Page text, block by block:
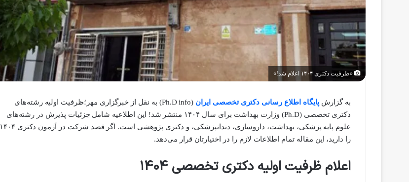
«ظرفیت دکتری ۱۴۰۴ اعلام شد!»
به گزارش پایگاه اطلاع رسانی دکتری تخصصی ایران
(Ph.D info) به نقل از خبرگزاری مهر؛ظرفیت اولیه رشته‌های
دکتری تخصصی (Ph.D) وزارت بهداشت برای سال ۱۴۰۴ منتشر شد! این اطلاعیه شامل جزئیات پذیرش در رشته‌های
علوم پایه پزشکی، بهداشت، داروسازی، دندانپزشکی، و دکتری پژوهشی است. اگر قصد شرکت در آزمون دکتری ۱۴۰۴
را دارید، این مقاله تمام اطلاعات لازم را در اختیارتان قرار می‌دهد.
اعلام ظرفیت اولیه دکتری تخصصی ۱۴۰۴